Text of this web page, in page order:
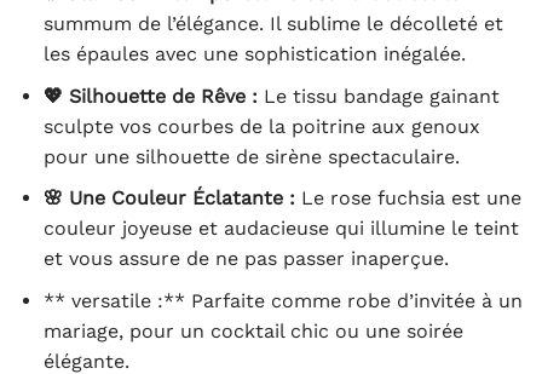
summum de l’élégance. Il sublime le décolleté et
les épaules avec une sophistication inégalée.
💖 Silhouette de Rêve : Le tissu bandage gainant
sculpte vos courbes de la poitrine aux genoux
pour une silhouette de sirène spectaculaire.
🌸 Une Couleur Éclatante : Le rose fuchsia est une
couleur joyeuse et audacieuse qui illumine le teint
et vous assure de ne pas passer inaperçue.
** versatile :** Parfaite comme robe d’invitée à un
mariage, pour un cocktail chic ou une soirée
élégante.